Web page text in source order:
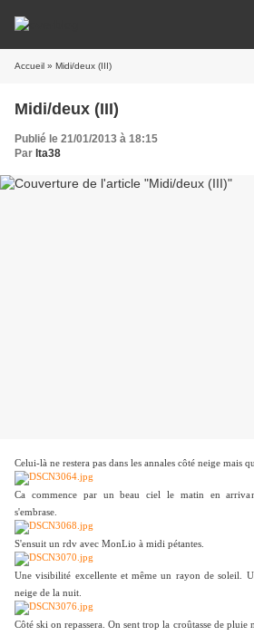
Accueil » Midi/deux (III)
Midi/deux (III)
Publié le 21/01/2013 à 18:15
Par lta38
Celui-là ne restera pas dans les annales côté neige mais
Ca commence par un beau ciel le matin en
s'embrase.
S'ensuit un rdv avec MonLio à midi pétantes.
Une visibilité excellente et même un rayon de soleil.
neige de la nuit.
Côté ski on repassera. On sent trop la croûtasse de